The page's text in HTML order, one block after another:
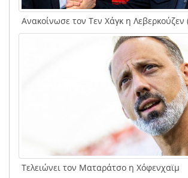
Ανακοίνωσε τον Τεν Χάγκ η
Τελειώνει τον Ματαράτσο η Χόφενχαϊμ